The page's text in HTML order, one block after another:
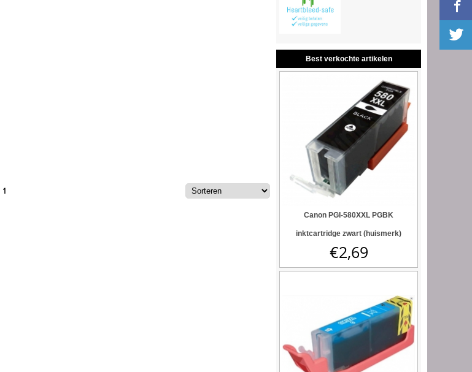
1
Best verkochte artikelen
Canon PGI-580XXL PGBK
inktcartridge zwart (huismerk)
€2,69